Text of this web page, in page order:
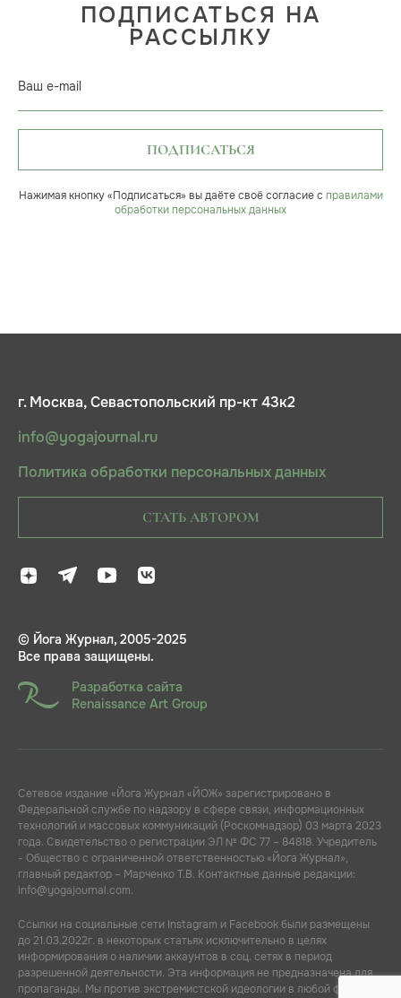
ПОДПИСАТЬСЯ НА
РАССЫЛКУ
Ваш e-mail
ПОДПИСАТЬСЯ
Нажимая кнопку «Подписаться» вы даёте своё согласие с правилами
обработки персональных данных
г. Москва, Севастопольский пр-кт 43к2
info@yogajournal.ru
Политика обработки персональных данных
СТАТЬ АВТОРОМ
© Йога Журнал, 2005-2025
Все права защищены.
Разработка сайта
Renaissance Art Group
Сетевое издание «Йога Журнал «ЙОЖ» зарегистрировано в
Федеральной службе по надзору в сфере связи, информационных
технологий и массовых коммуникаций (Роскомнадзор) 03 марта 2023
года. Свидетельство о регистрации ЭЛ № ФС 77 – 84818. Учредитель
- Общество с ограниченной ответственностью «Йога Журнал»,
главный редактор – Марченко Т.В. Контактные данные редакции:
info@yogajournal.com.
Ссылки на социальные сети Instagram и Facebook были размещены
до 21.03.2022г. в некоторых статьях исключительно в целях
информирования о наличии аккаунтов в соц. сетях в период
разрешенной деятельности. Эта информация не предназначена для
пропаганды. Мы против экстремистской идеологии в любой форме.